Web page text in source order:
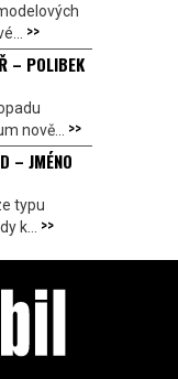
>>
– POLIBEK
nově... >>
– JMÉNO
typu
k... >>